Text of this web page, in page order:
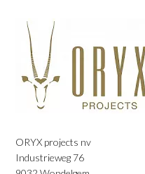
ORYX projects nv
Industrieweg 76